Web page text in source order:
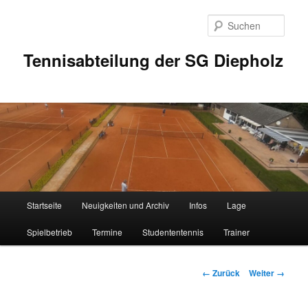
Tennisabteilung der SG Diepholz
Startseite Neuigkeiten und Archiv Infos Lage
Spielbetrieb Termine Studententennis Trainer
Bilder-
← Zurück Weiter →